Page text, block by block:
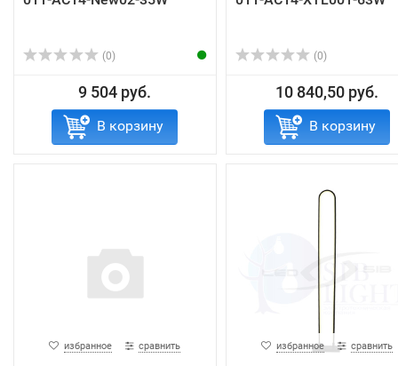
(0)
9 504 руб.
В корзину
(0)
10 840,50 руб.
В корзину
избранное сравнить избранное сравнить